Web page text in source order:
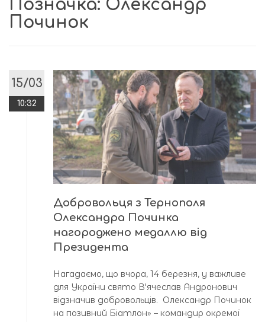
Позначка: Олександр
Починок
15/03
10:32
Добровольця з Тернополя
Олександра Починка
нагороджено медаллю від
Президента
Нагадаємо, що вчора, 14 березня, у важливе
для України свято Вʼячеслав Андронович
відзначив добровольців. Олександр Починок
на позивний Біатлон» – командир окремої